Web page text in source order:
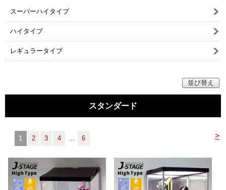
料・お支払いについて
イページ/会員登録
い合わせ
スーパーハイタイプ
ハイタイプ
レギュラータイプ
並び替え
スタンダード
>
1 2 3 4 … 6